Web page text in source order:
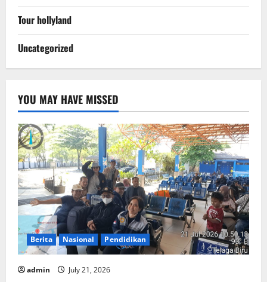
Tour hollyland
Uncategorized
YOU MAY HAVE MISSED
Berita Nasional Pendidikan
admin July 21, 2026